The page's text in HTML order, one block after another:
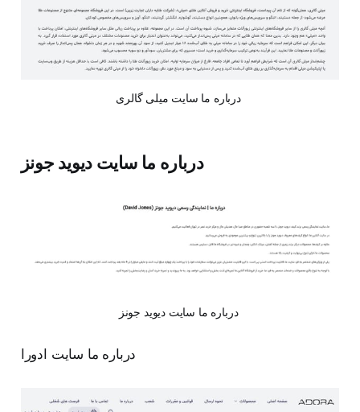
درباره ما سایت میلی گالری
درباره ما سایت دیوید جونز
درباره ما سایت دیوید جونز
درباره ما سایت ادورا